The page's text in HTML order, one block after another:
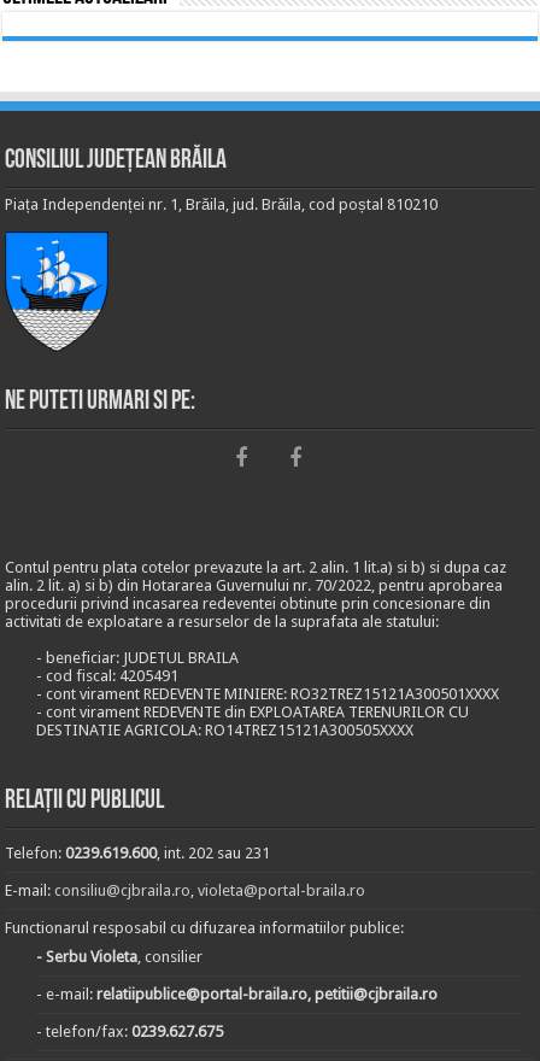
Consiliul Județean Brăila
Piața Independenței nr. 1, Brăila, jud. Brăila, cod poștal 810210
Ne puteti urmari si pe:
Contul pentru plata cotelor prevazute la art. 2 alin. 1 lit.a) si b) si dupa caz
alin. 2 lit. a) si b) din Hotararea Guvernului nr. 70/2022, pentru aprobarea
procedurii privind incasarea redeventei obtinute prin concesionare din
activitati de exploatare a resurselor de la suprafata ale statului:
- beneficiar: JUDETUL BRAILA
- cod fiscal: 4205491
- cont virament REDEVENTE MINIERE: RO32TREZ15121A300501XXXX
- cont virament REDEVENTE din EXPLOATAREA TERENURILOR CU
DESTINATIE AGRICOLA: RO14TREZ15121A300505XXXX
Relații cu publicul
Telefon:0239.619.600, int. 202 sau 231
E-mail:consiliu@cjbraila.ro,violeta@portal-braila.ro
Functionarul resposabil cu difuzarea informatiilor publice:
- Serbu Violeta, consilier
- e-mail:relatiipublice@portal-braila.ro, petitii@cjbraila.ro
- telefon/fax:0239.627.675